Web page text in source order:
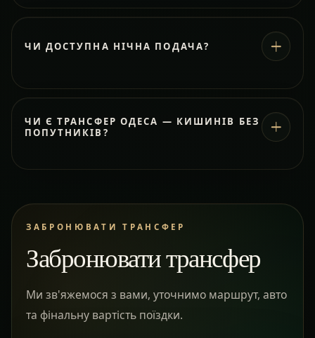
ЧИ ДОСТУПНА НІЧНА ПОДАЧА?
ЧИ Є ТРАНСФЕР ОДЕСА — КИШИНІВ БЕЗ
ПОПУТНИКІВ?
ЗАБРОНЮВАТИ ТРАНСФЕР
Забронювати трансфер
Ми зв'яжемося з вами, уточнимо маршрут, авто
та фінальну вартість поїздки.